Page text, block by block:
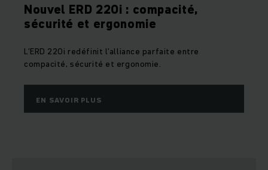
Nouvel ERD 220i : compacité,
sécurité et ergonomie
L’ERD 220i redéfinit l’alliance parfaite entre
compacité, sécurité et ergonomie.
EN SAVOIR PLUS